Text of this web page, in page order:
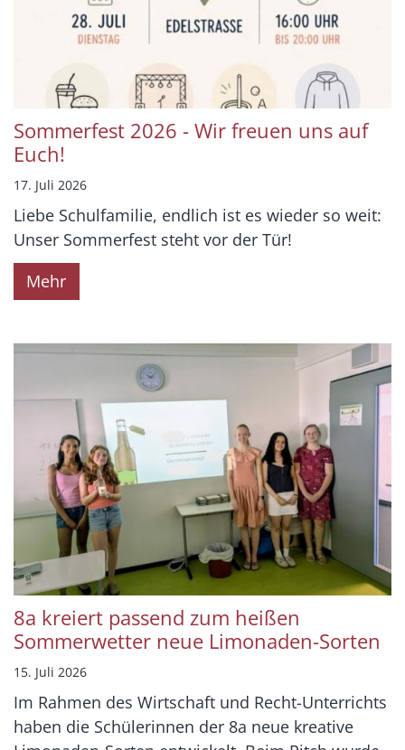
Sommerfest 2026 - Wir freuen uns auf
Euch!
17. Juli 2026
Liebe Schulfamilie, endlich ist es wieder so weit:
Unser Sommerfest steht vor der Tür!
Mehr
8a kreiert passend zum heißen
Sommerwetter neue Limonaden-Sorten
15. Juli 2026
Im Rahmen des Wirtschaft und Recht-Unterrichts
haben die Schülerinnen der 8a neue kreative